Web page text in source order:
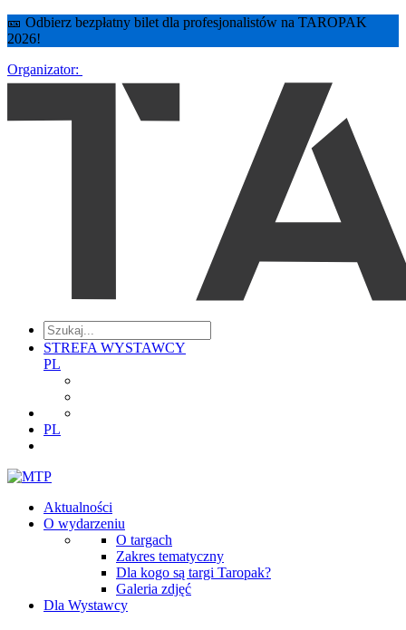
🎫 Odbierz bezpłatny bilet dla profesjonalistów na TAROPAK
2026!
Organizator:
STREFA WYSTAWCY
PL
PL
Aktualności
O wydarzeniu
O targach
Zakres tematyczny
Dla kogo są targi Taropak?
Galeria zdjęć
Dla Wystawcy